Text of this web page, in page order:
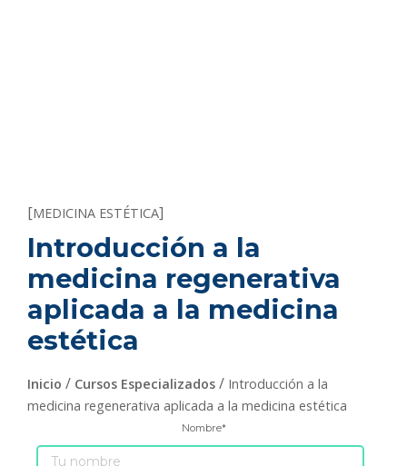
[MEDICINA ESTÉTICA]
Introducción a la
medicina regenerativa
aplicada a la medicina
estética
Inicio / Cursos Especializados / Introducción a la
medicina regenerativa aplicada a la medicina estética
Nombre*